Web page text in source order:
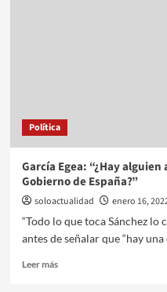
Política
García Egea: “¿Hay
Gobierno de España?”
soloactualidad enero 16,
“Todo lo que toca Sánchez lo
antes de señalar que “hay
Leer más